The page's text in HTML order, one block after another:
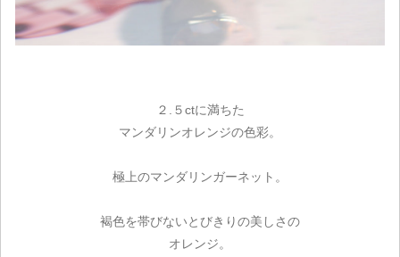
２.５ctに満ちた
マンダリンオレンジの色彩。
極上のマンダリンガーネット。
褐色を帯びないとびきりの美しさの
オレンジ。